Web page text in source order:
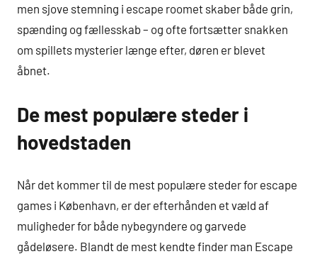
men sjove stemning i escape roomet skaber både grin,
spænding og fællesskab – og ofte fortsætter snakken
om spillets mysterier længe efter, døren er blevet
åbnet.
De mest populære steder i
hovedstaden
Når det kommer til de mest populære steder for escape
games i København, er der efterhånden et væld af
muligheder for både nybegyndere og garvede
gådeløsere. Blandt de mest kendte finder man Escape